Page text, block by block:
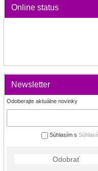
Online status
Newsletter
Odoberajte aktuálne novinky
Súhlasím s
Odobrať